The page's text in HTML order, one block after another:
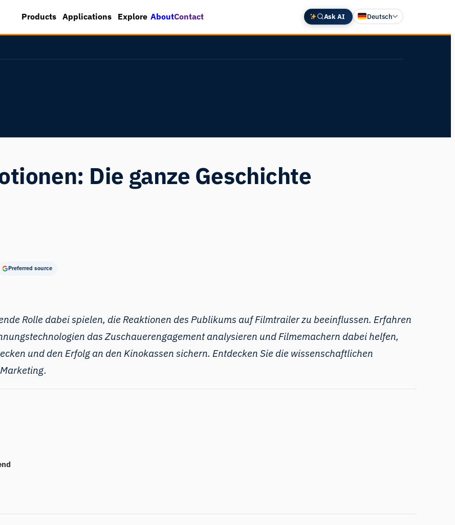
Products Applications Explore AboutContact Ask AI Deutsch
English
Die ganze Geschichte
Preferred source
Rolle dabei spielen, die Reaktionen des Publikums aufFilmtrailerzu beeinflussen. Erfahren
das Zuschauerengagement analysieren und Filmemachern dabei helfen,
und den Erfolg an den Kinokassen sichern. Entdecken Sie die wissenschaftlichen